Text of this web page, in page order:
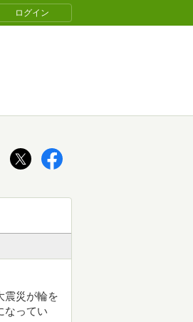
ログイン
震災が輪を
なってい